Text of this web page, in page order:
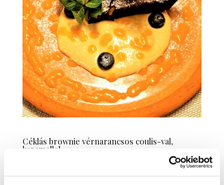
Céklás brownie vérnarancsos coulis-val,
karamellel